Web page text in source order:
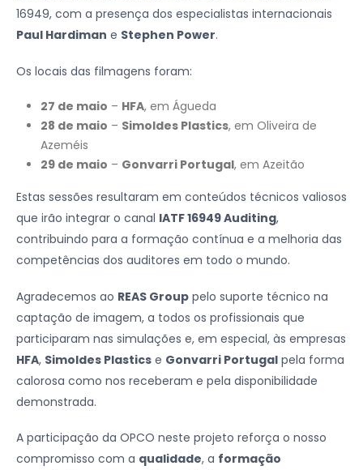
16949, com a presença dos especialistas internacionais
Paul Hardiman e Stephen Power.
Os locais das filmagens foram:
27 de maio – HFA, em Águeda
28 de maio – Simoldes Plastics, em Oliveira de
Azeméis
29 de maio – Gonvarri Portugal, em Azeitão
Estas sessões resultaram em conteúdos técnicos valiosos
que irão integrar o canal IATF 16949 Auditing,
contribuindo para a formação contínua e a melhoria das
competências dos auditores em todo o mundo.
Agradecemos ao REAS Group pelo suporte técnico na
captação de imagem, a todos os profissionais que
participaram nas simulações e, em especial, às empresas
HFA, Simoldes Plastics e Gonvarri Portugal pela forma
calorosa como nos receberam e pela disponibilidade
demonstrada.
A participação da OPCO neste projeto reforça o nosso
compromisso com a qualidade, a formação